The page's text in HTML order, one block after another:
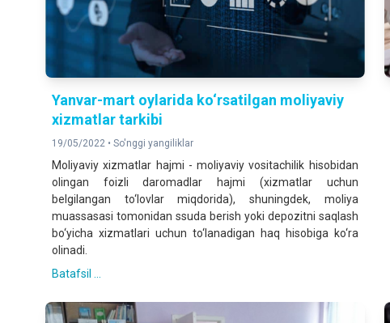
Yanvar-mart oylarida ko‘rsatilgan moliyaviy
xizmatlar tarkibi
19/05/2022 • So'nggi yangiliklar
Мoliyaviy xizmatlar hajmi - moliyaviy vositachilik hisobidan
olingan foizli daromadlar hajmi (xizmatlar uchun
belgilangan to‘lovlar miqdorida), shuningdek, moliya
muassasasi tomonidan ssuda berish yoki depozitni saqlash
bo‘yicha xizmatlari uchun to‘lanadigan haq hisobiga ko‘ra
olinadi.
Batafsil ...